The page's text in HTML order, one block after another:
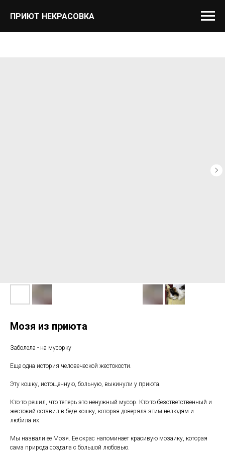
ПРИЮТ НЕКРАСОВКА
Мозя из приюта
Заболела - на мусорку
Еще одна история человеческой жестокости.
Эту кошку, истощенную, больную, выкинули у приюта.
Кто-то решил, что теперь это ненужный мусор. Кто-то безответственный и
жестокий оставил в беде кошку, которая доверяла этим нелюдям и
любила их.
Мы назвали ее Мозя. Ее окрас напоминает красивую мозаику, которая
сама природа создала с большой любовью.